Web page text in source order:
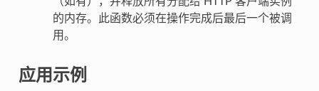
的内存。此函数必须在操作完成后最后一个被调
用。
应用示例